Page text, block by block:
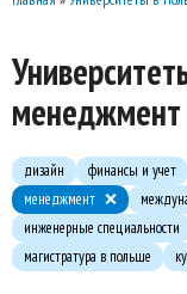
менеджмент
дизайн финансы и учет
менеджмент
инженерные специальности
магистратура в польше